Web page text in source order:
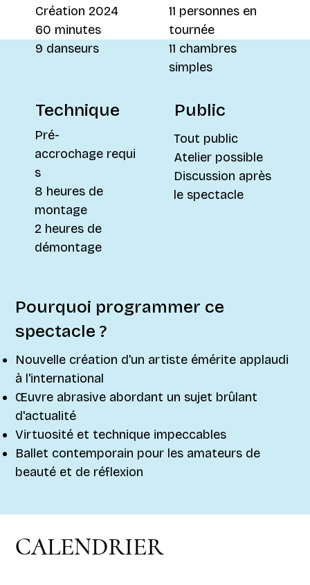
Création 2024
60 minutes
9 danseurs
Technique
Pré-
accrochage requi
s
8 heures de
montage
2 heures de
démontage
11 personnes en
tournée
11 chambres
simples
Public
Tout public
Atelier possible
Discussion après
le spectacle
Pourquoi programmer ce
spectacle ?
Nouvelle création d'un artiste émérite applaudi
à l'international
Œuvre abrasive abordant un sujet brûlant
d'actualité
Virtuosité et technique impeccables
Ballet contemporain pour les amateurs de
beauté et de réflexion
CALENDRIER